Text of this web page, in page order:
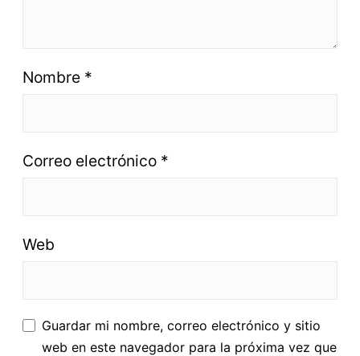
Nombre *
Correo electrónico *
Web
Guardar mi nombre, correo electrónico y sitio
web en este navegador para la próxima vez que